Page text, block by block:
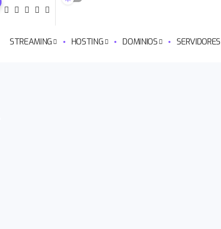
STREAMING HOSTING DOMINIOS SERVIDORES